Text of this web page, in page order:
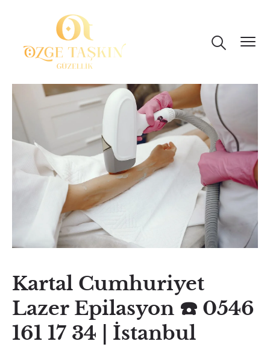
Kartal Cumhuriyet
Lazer Epilasyon ☎️ 0546
161 17 34 | İstanbul